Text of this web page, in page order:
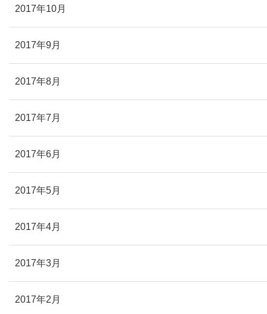
2017年10月
2017年9月
2017年8月
2017年7月
2017年6月
2017年5月
2017年4月
2017年3月
2017年2月